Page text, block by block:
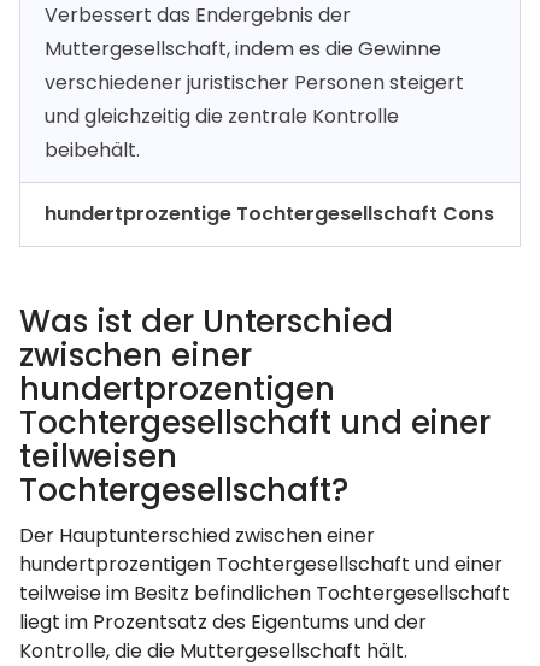
Verbessert das Endergebnis der
Muttergesellschaft, indem es die Gewinne
verschiedener juristischer Personen steigert
und gleichzeitig die zentrale Kontrolle
beibehält.
hundertprozentige Tochtergesellschaft Cons
Was ist der Unterschied
zwischen einer
hundertprozentigen
Tochtergesellschaft und einer
teilweisen
Tochtergesellschaft?
Der Hauptunterschied zwischen einer
hundertprozentigen Tochtergesellschaft und einer
teilweise im Besitz befindlichen Tochtergesellschaft
liegt im Prozentsatz des Eigentums und der
Kontrolle, die die Muttergesellschaft hält.